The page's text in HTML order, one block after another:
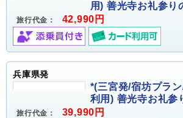
用) 善光寺お礼参り
旅行代金： 42,990円
兵庫県発
*(三宮発/宿坊プラ
利用) 善光寺お礼参
旅行代金： 39,990円